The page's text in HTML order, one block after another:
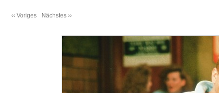
‹‹ Voriges Nächstes ››